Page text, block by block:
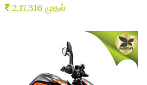
2,17,316 முதல்